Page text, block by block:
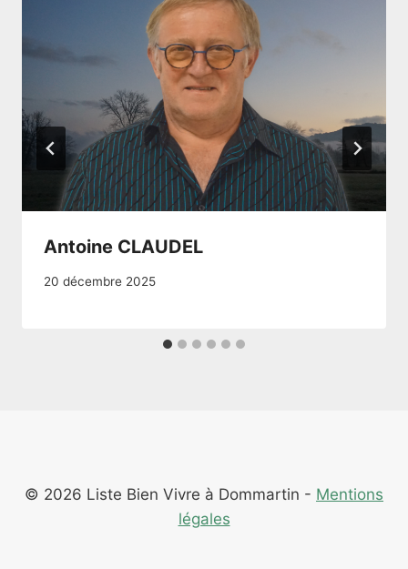
Antoine CLAUDEL
20 décembre 2025
© 2026 Liste Bien Vivre à Dommartin - Mentions
légales